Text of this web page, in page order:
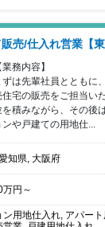
売/仕入れ営業【東
業務内容】
ずは先輩社員とともに
住宅の販売をご担当い
を積みながら、その後
ンや戸建ての用地仕...
知県, 大阪府
万円 ～
ン用地仕入れ, アパー